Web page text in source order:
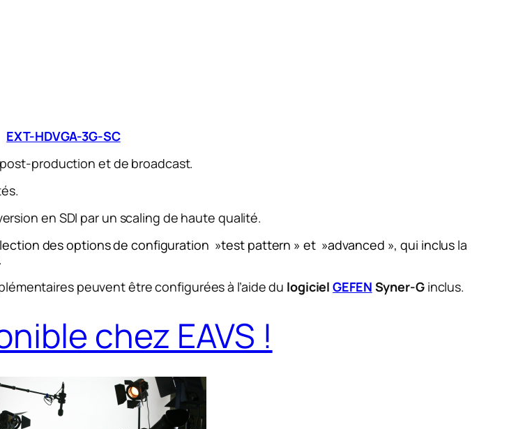
EXT-HDVGA-3G-SC
production et de broadcast.
en SDI par un scaling de haute qualité.
des options de configuration »test pattern » et »advanced », qui inclus la
peuvent être configurées à l’aide du logicielGEFEN Syner-Ginclus.
chez EAVS !